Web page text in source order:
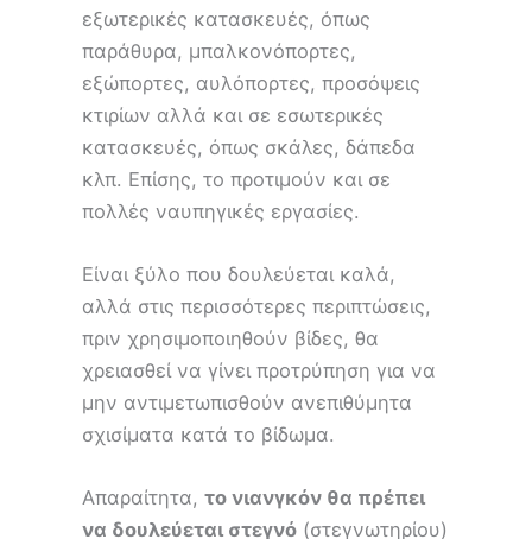
εξωτερικές κατασκευές, όπως
παράθυρα, μπαλκονόπορτες,
εξώπορτες, αυλόπορτες, προσόψεις
κτιρίων αλλά και σε εσωτερικές
κατασκευές, όπως σκάλες, δάπεδα
κλπ. Επίσης, το προτιμούν και σε
πολλές ναυπηγικές εργασίες.
Είναι ξύλο που δουλεύεται καλά,
αλλά στις περισσότερες περιπτώσεις,
πριν χρησιμοποιηθούν βίδες, θα
χρειασθεί να γίνει προτρύπηση για να
μην αντιμετωπισθούν ανεπιθύμητα
σχισίματα κατά το βίδωμα.
Απαραίτητα,το νιανγκόν θα πρέπει
να δουλεύεται στεγνό (στεγνωτηρίου)